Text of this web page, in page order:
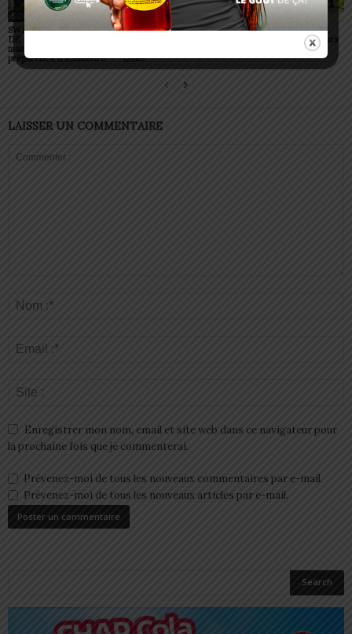
SOCIÉTÉ
SWEDD+ Togo / ECOLE
DE LA CHANCE : les
maitres-artisans se
préparent à transmettre
SOCIÉTÉ
Glory Night 2026: Sonnie
Lomé
SOCIÉTÉ
Vogan : AGRI-ESPOIR
récompense les meilleurs
LAISSER UN COMMENTAIRE
Enregistrer mon nom, email et site web dans ce navigateur pour
la prochaine fois que je commenterai.
Prévenez-moi de tous les nouveaux commentaires par e-mail.
Prévenez-moi de tous les nouveaux articles par e-mail.